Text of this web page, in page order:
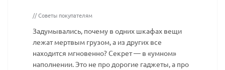
// Советы покупателям
Задумывались, почему в одних шкафах вещи
лежат мертвым грузом, а из других все
находится мгновенно? Секрет — в «умном»
наполнении. Это не про дорогие гаджеты, а про